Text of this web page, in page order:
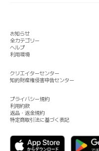
お知らせ
全カテゴリー
ヘルプ
利用環境
クリエイターセンター
知的財産権侵害申告センター
プライバシー規約
利用約款
返品・返金規約
特定商取引法に基づく表記